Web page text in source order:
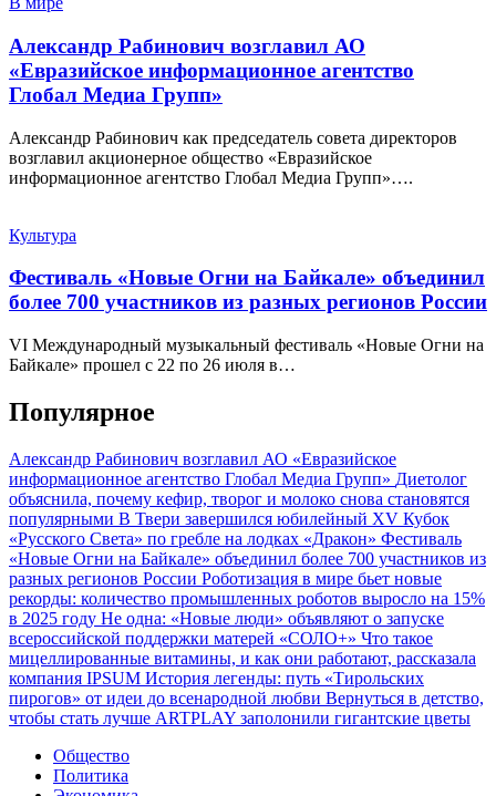
Александр Рабинович возглавил АО
«Евразийское информационное агентство
Глобал Медиа Групп»
Александр Рабинович как председатель совета директоров
возглавил акционерное общество «Евразийское
информационное агентство Глобал Медиа Групп»….
Культура
Фестиваль «Новые Огни на Байкале» объединил
более 700 участников из разных регионов России
VI Международный музыкальный фестиваль «Новые Огни на
Байкале» прошел с 22 по 26 июля в…
Популярное
Александр Рабинович возглавил АО «Евразийское
информационное агентство Глобал Медиа Групп» Диетолог
объяснила, почему кефир, творог и молоко снова становятся
популярными В Твери завершился юбилейный XV Кубок
«Русского Света» по гребле на лодках «Дракон» Фестиваль
«Новые Огни на Байкале» объединил более 700 участников из
разных регионов России Роботизация в мире бьет новые
рекорды: количество промышленных роботов выросло на 15%
в 2025 году Не одна: «Новые люди» объявляют о запуске
всероссийской поддержки матерей «СОЛО+» Что такое
мицеллированные витамины, и как они работают, рассказала
компания IPSUM История легенды: путь «Тирольских
пирогов» от идеи до всенародной любви Вернуться в детство,
чтобы стать лучше ARTPLAY заполонили гигантские цветы
Общество
Политика